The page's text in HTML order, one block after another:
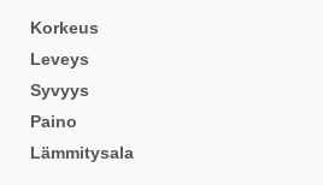
Korkeus
Leveys
Syvyys
Paino
Lämmitysala